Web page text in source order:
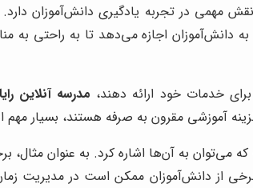
مهمی در تجربه یادگیری دانش‌آموزان دارد.
به دانش‌آموزان اجازه می‌دهد تا به راحتی
خدمات خود ارائه دهند، مدرسه آنلاین
آموزشی مقرون به صرفه هستند، بسیار
می‌توان به آن‌ها اشاره کرد. به عنوان
از دانش‌آموزان ممکن است در مدیریت